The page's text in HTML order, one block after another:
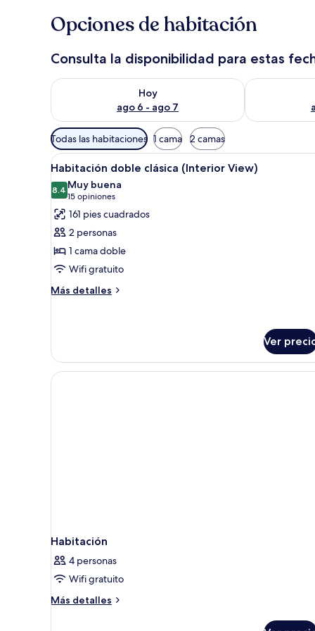
Opciones de habitación
Consulta la disponibilidad para estas
Hoy
ago 6 - ago 7
Consulta la disponibilidad para hoy ago 6 - ago 7
Consulta la
Filtros
disponibles
para
las
habitaciones
Todas las habitaciones 1 cama 2 camas
Abrir
todas
las
fotos
de
Habitación
doble
clásica
(Interior
Habitación de hotel con
6
Habitación doble clásica (Interior View)
8.48.4 de 10
Muy buena
15 opiniones
(15
opiniones)
161 pies cuadrados
2 personas
1 cama doble
Wifi gratuito
Más detalles
Más
clásica
(Interior
View)
Ver
Habitación
4 personas
Wifi gratuito
Más detalles
Más